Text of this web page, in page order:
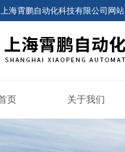
上海霄鹏自动化科技有限公司网站
页 关于我们